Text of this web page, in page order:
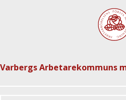
Varbergs Arbetarekommuns